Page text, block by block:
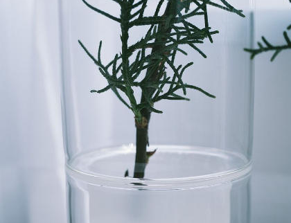
お花をベストなタイミングで発送しているため、お届け日の指定は
できません。受け取り時間帯は、発送後にクロネコヤマトのアプリ
Q. 注文後にキャンセルできますか？
ご注文後一定時間内であればキャンセル可能です。